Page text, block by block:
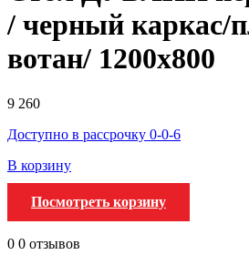
/ черный каркас/
вотан/ 1200х800
9 260
Доступно в рассрочку 0-0-6
В корзину
Посмотреть корзину
0 0 отзывов